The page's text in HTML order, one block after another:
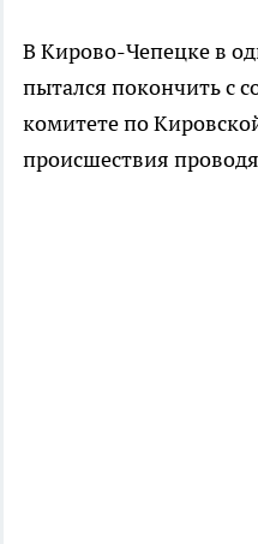
В Кирово-Чепецке в
пытался покончить с
комитете по
происшествия